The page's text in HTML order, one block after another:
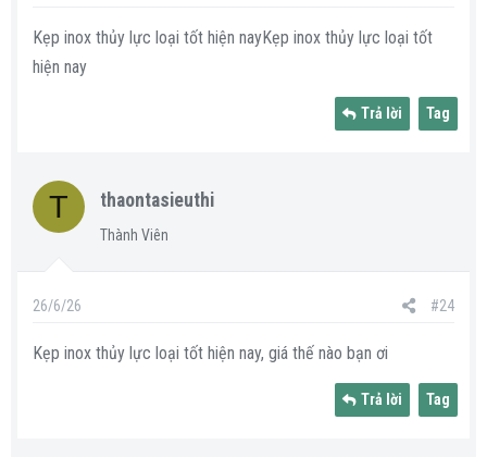
Kẹp inox thủy lực loại tốt hiện nayKẹp inox thủy lực loại tốt
hiện nay
Trả lời Tag
T thaontasieuthi
Thành Viên
26/6/26 #24
Kẹp inox thủy lực loại tốt hiện nay, giá thế nào bạn ơi
Trả lời Tag